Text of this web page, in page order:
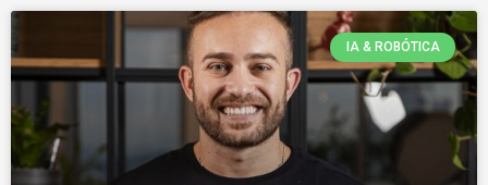
IA & ROBÓTICA